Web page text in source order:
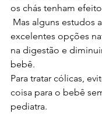
os chás tenham
Mas alguns estudos
excelentes opções
na digestão e
bebê.
Para tratar cólicas,
coisa para o bebê
pediatra.